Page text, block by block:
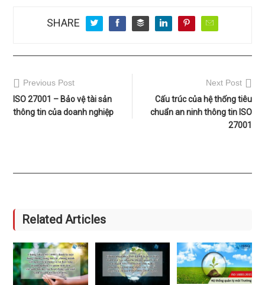
SHARE
Previous Post
ISO 27001 – Bảo vệ tài sản
thông tin của doanh nghiệp
Next Post
Cấu trúc của hệ thống tiêu
chuẩn an ninh thông tin ISO
27001
Related Articles